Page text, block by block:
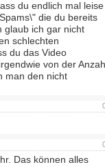
du endlich mal leise
die du bereits
glaub ich gar nicht
schlechten
du das Video
von der
man den nicht
Das können alles